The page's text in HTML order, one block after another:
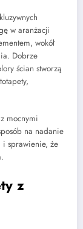
w aranżacji
wokół
Dobrze
ścian stworzą
mocnymi
na nadanie
i sprawienie, że
z